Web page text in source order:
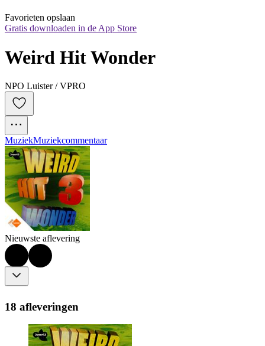
Favorieten opslaan
Gratis downloaden in de App Store
Weird Hit Wonder
NPO Luister / VPRO
MuziekMuziekcommentaar
Nieuwste aflevering
18 afleveringen